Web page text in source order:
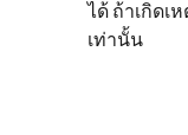
ได้ ถ้าเกิด
เท่านั้น